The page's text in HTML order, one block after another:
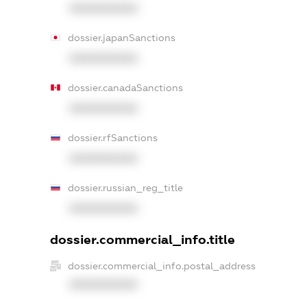
dossier.japanSanctions
dossier.canadaSanctions
dossier.rfSanctions
dossier.russian_reg_title
dossier.commercial_info.title
dossier.commercial_info.postal_address